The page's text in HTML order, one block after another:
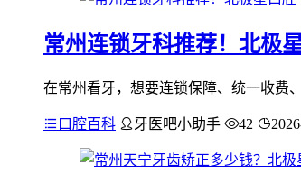
常州连锁牙科推荐！北极
在常州看牙，想要连锁保障、统一收费
口腔百科 牙医吧小助手 42